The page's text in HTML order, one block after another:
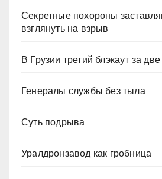
Секретные похороны
взглянуть на взрыв
В Грузии третий блэкаут за
Генералы службы без тыла
Суть подрыва
Уралдронзавод как гробница